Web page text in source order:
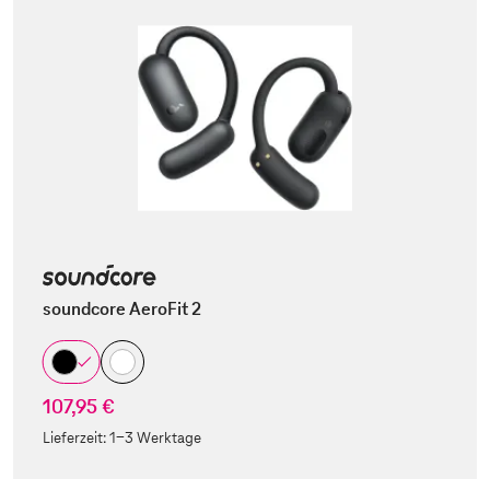
soundcore AeroFit 2
107,95 €
Lieferzeit:1-3 Werktage